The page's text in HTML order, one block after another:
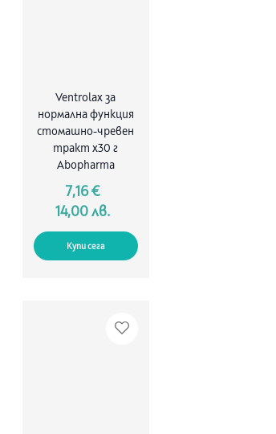
Ventrolax за
нормална функция
стомашно-чревен
тракт х30 г
Abopharma
7,16 €
14,00 лв.
Купи сега